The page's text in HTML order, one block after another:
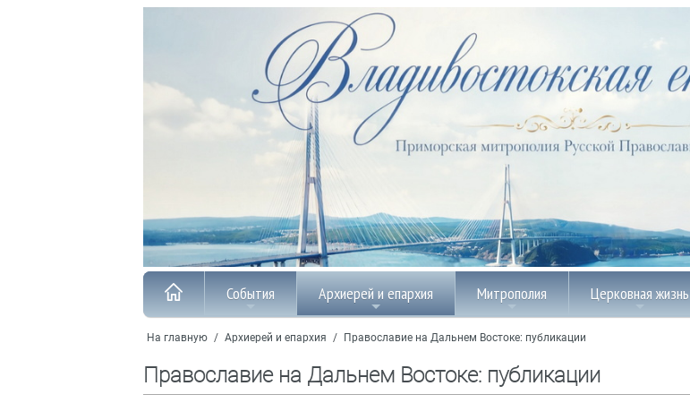
События Архиерей и епархия Митрополия Церковная жизнь
На главную / Архиерей и епархия / Православие на Дальнем Востоке: публикации
Православие на Дальнем Востоке: публикации